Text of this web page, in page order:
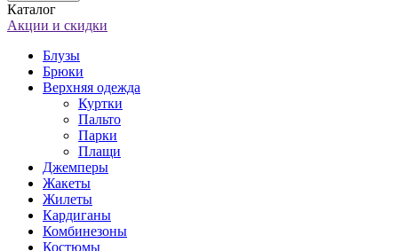
Каталог
Акции и скидки
Блузы
Брюки
Верхняя одежда
Куртки
Пальто
Парки
Плащи
Джемперы
Жакеты
Жилеты
Кардиганы
Комбинезоны
Костюмы